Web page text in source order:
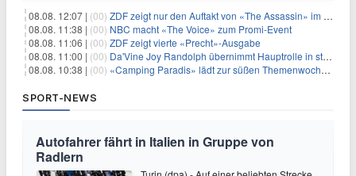
08.08. 12:07 | (00) ZDF zeigt nur den Auftakt von «The Assassin» im Fernsehen
08.08. 11:38 | (00) NBC macht «The Voice» zum Promi-Event
08.08. 11:06 | (00) ZDF zeigt vierte «Precht»-Ausgabe
08.08. 11:00 | (00) Da'Vine Joy Randolph übernimmt Hauptrolle in starbesetzter schwarzer Komödie
08.08. 10:38 | (00) «Camping Paradis» lädt zur süßen Themenwoche ein
SPORT-NEWS
Autofahrer fährt in Italien in Gruppe von
Radlern